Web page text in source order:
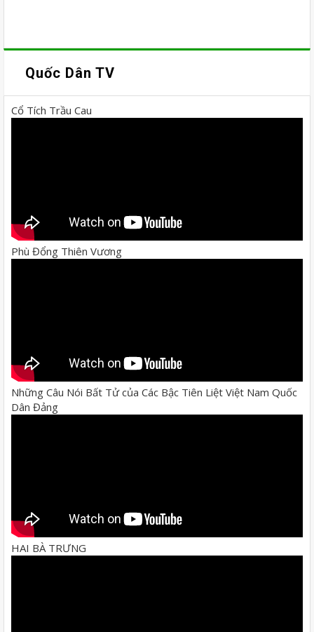
Quốc Dân TV
Cổ Tích Trầu Cau
Phù Đổng Thiên Vương
Những Câu Nói Bất Tử của Các Bậc Tiên Liệt Việt Nam Quốc
Dân Đảng
HAI BÀ TRƯNG